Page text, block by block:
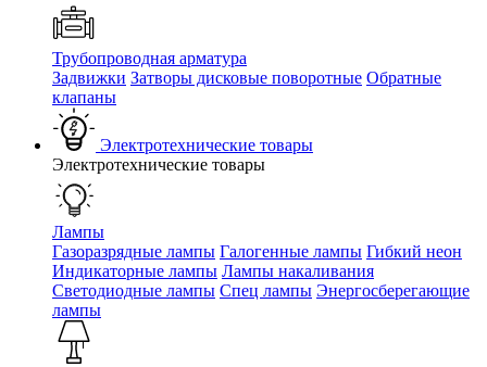
Трубопроводная арматура
Задвижки Затворы дисковые поворотные Обратные
клапаны
Электротехнические товары
Электротехнические товары
Лампы
Газоразрядные лампы Галогенные лампы Гибкий неон
Индикаторные лампы Лампы накаливания
Светодиодные лампы Спец лампы Энергосберегающие
лампы